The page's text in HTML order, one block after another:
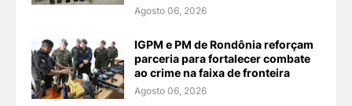
Agosto 06, 2026
IGPM e PM de Rondônia reforçam
parceria para fortalecer combate
ao crime na faixa de fronteira
Agosto 06, 2026